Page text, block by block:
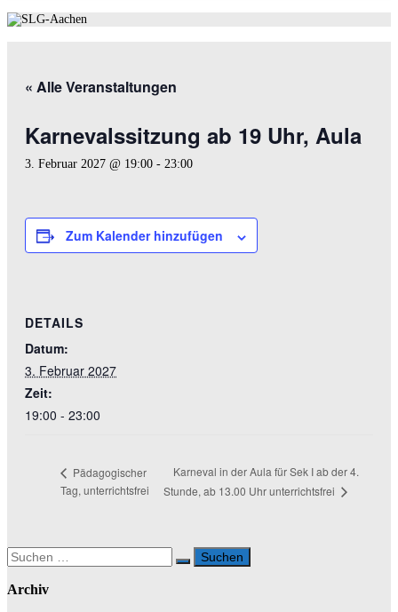
« Alle Veranstaltungen
Karnevalssitzung ab 19 Uhr, Aula
3. Februar 2027 @ 19:00 - 23:00
Zum Kalender hinzufügen
DETAILS
Datum:
3. Februar 2027
Zeit:
19:00 - 23:00
Pädagogischer
Tag, unterrichtsfrei
Karneval in der Aula für Sek I ab der 4.
Stunde, ab 13.00 Uhr unterrichtsfrei
Suchen
nach:
Archiv